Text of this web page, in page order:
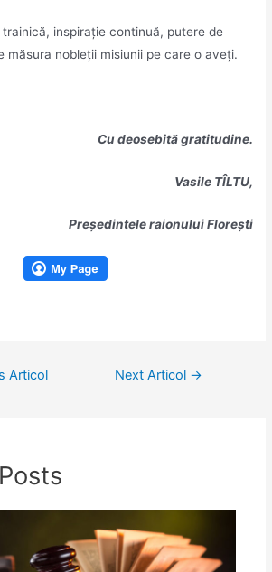
inspirație continuă, putere de
măsura nobleții misiunii pe care o aveți.
Cu deosebită gratitudine.
Vasile TÎLTU,
Președintele raionului Florești
Articol Next Articol →